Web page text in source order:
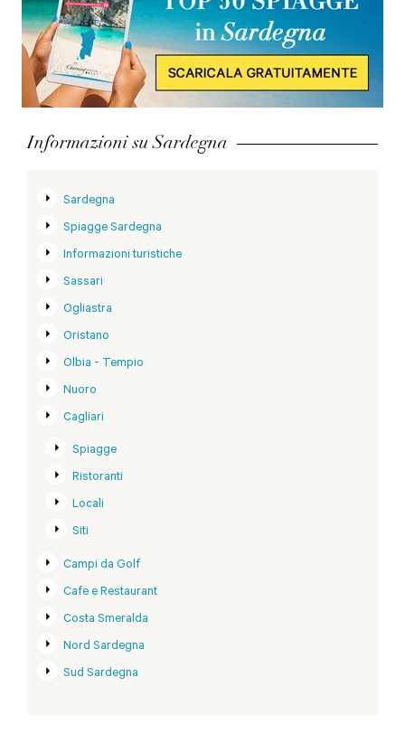
Informazioni su Sardegna
Sardegna
Spiagge Sardegna
Informazioni turistiche
Sassari
Ogliastra
Oristano
Olbia - Tempio
Nuoro
Cagliari
Spiagge
Ristoranti
Locali
Siti
Campi da Golf
Cafe e Restaurant
Costa Smeralda
Nord Sardegna
Sud Sardegna